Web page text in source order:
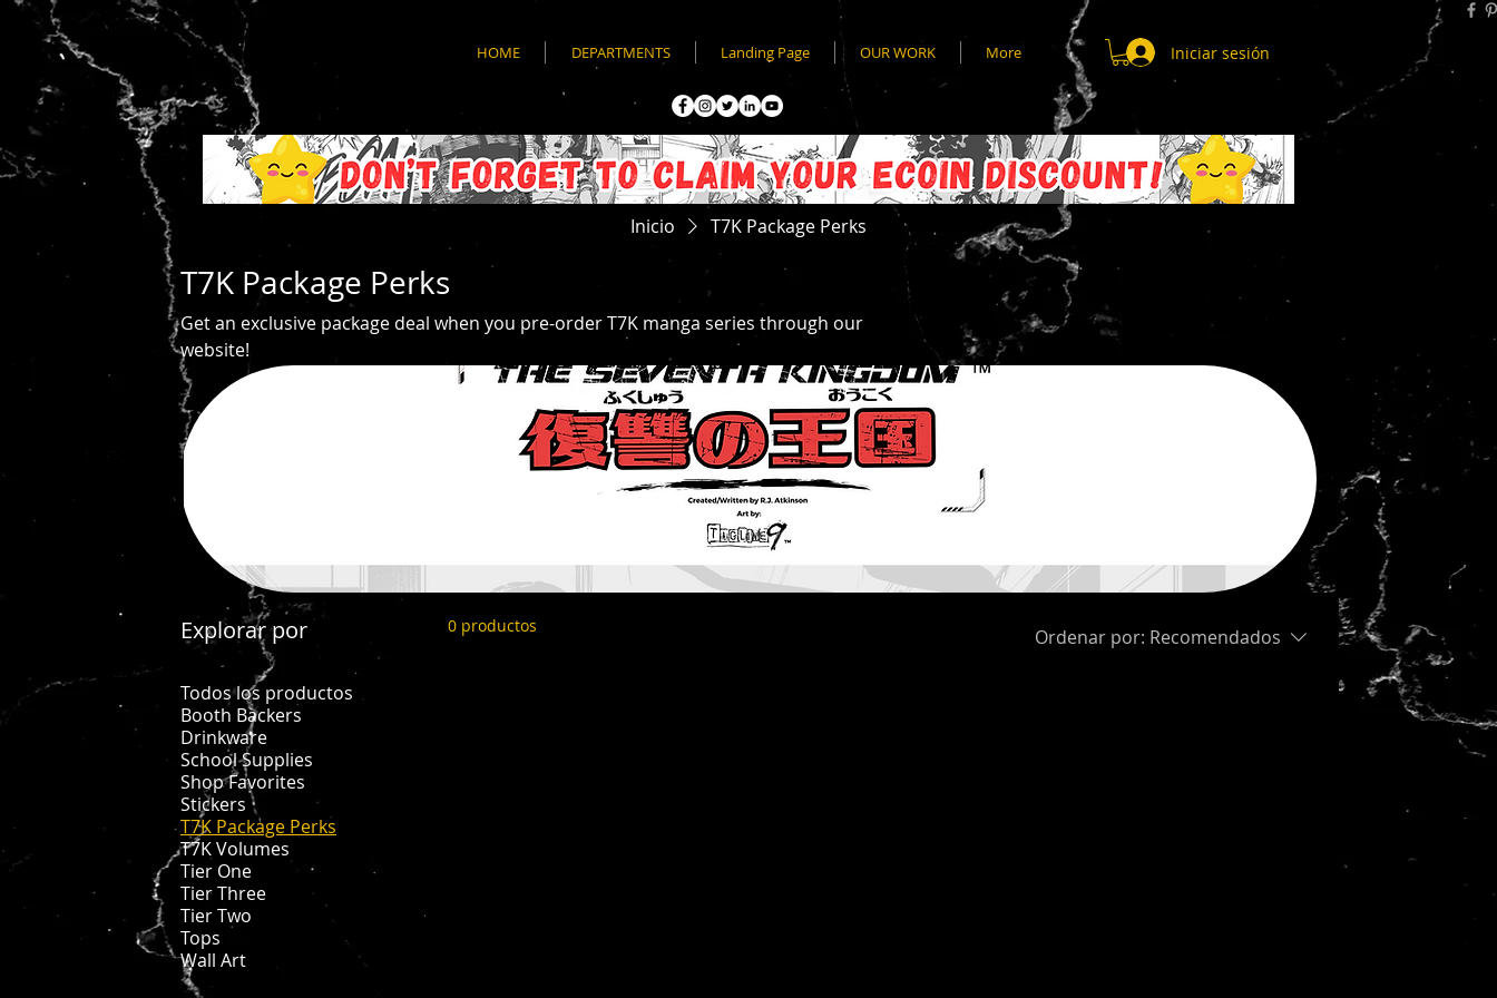
HOME DEPARTMENTS Landing Page OUR WORK More Iniciar sesión
Inicio T7K Package Perks
T7K Package Perks
Get an exclusive package deal when you pre-order T7K manga series through our
website!
Explorar por
Todos los productos
Booth Backers
Drinkware
School Supplies
Shop Favorites
Stickers
T7K Package Perks
T7K Volumes
Tier One
Tier Three
Tier Two
Tops
Wall Art
0 productos Ordenar por: Recomendados